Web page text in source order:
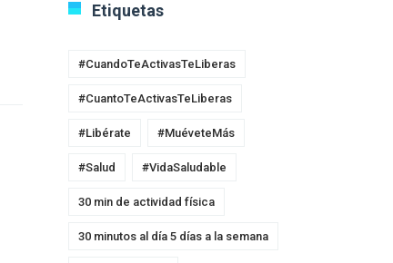
Etiquetas
#CuandoTeActivasTeLiberas
#CuantoTeActivasTeLiberas
#Libérate #MuéveteMás
#Salud #VidaSaludable
30 min de actividad física
30 minutos al día 5 días a la semana